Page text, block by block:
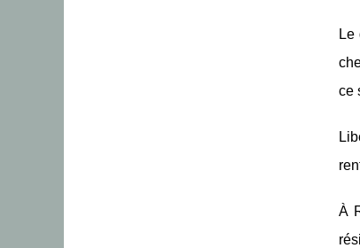
Le
ce
À